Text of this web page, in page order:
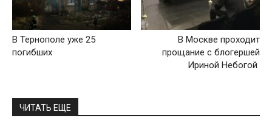
В Тернополе уже 25
погибших
В Москве проходит
прощание с блогершей
Ириной Небогой
ЧИТАТЬ ЕЩЕ